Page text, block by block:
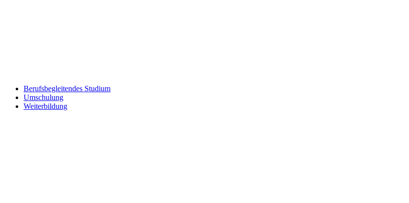
Berufsbegleitendes Studium
Umschulung
Weiterbildung